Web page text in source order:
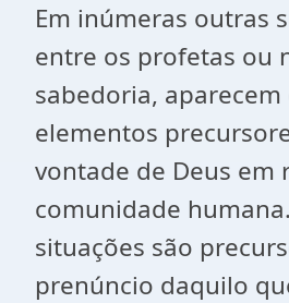
Em inúmeras outras
entre os profetas ou
sabedoria,
elementos
vontade de Deus em
comunidade
situações são
prenúncio daquilo